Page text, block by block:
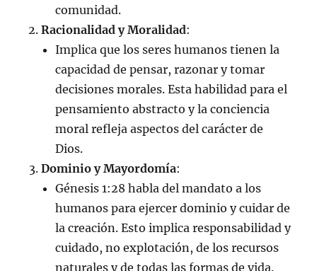
comunidad.
Racionalidad y Moralidad:
Implica que los seres humanos tienen la
capacidad de pensar, razonar y tomar
decisiones morales. Esta habilidad para el
pensamiento abstracto y la conciencia
moral refleja aspectos del carácter de
Dios.
Dominio y Mayordomía:
Génesis 1:28 habla del mandato a los
humanos para ejercer dominio y cuidar de
la creación. Esto implica responsabilidad y
cuidado, no explotación, de los recursos
naturales y de todas las formas de vida.